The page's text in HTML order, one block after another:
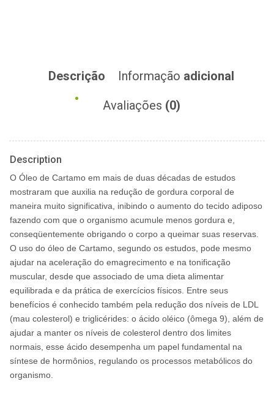
Descrição Informação adicional
Avaliações (0)
Description
O Óleo de Cartamo em mais de duas décadas de estudos
mostraram que auxilia na redução de gordura corporal de
maneira muito significativa, inibindo o aumento do tecido adiposo
fazendo com que o organismo acumule menos gordura e,
conseqüentemente obrigando o corpo a queimar suas reservas.
O uso do óleo de Cartamo, segundo os estudos, pode mesmo
ajudar na aceleração do emagrecimento e na tonificação
muscular, desde que associado de uma dieta alimentar
equilibrada e da prática de exercícios físicos. Entre seus
benefícios é conhecido também pela redução dos níveis de LDL
(mau colesterol) e triglicérides: o ácido oléico (ômega 9), além de
ajudar a manter os níveis de colesterol dentro dos limites
normais, esse ácido desempenha um papel fundamental na
síntese de hormônios, regulando os processos metabólicos do
organismo.